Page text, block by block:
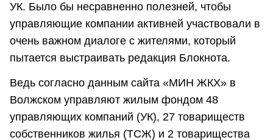
УК. Было бы несравненно полезней, чтобы
управляющие компании активней участвовали в
очень важном диалоге с жителями, который
пытается выстраивать редакция Блокнота.
Ведь согласно данным сайта «МИН ЖКХ» в
Волжском управляют жилым фондом 48
управляющих компаний (УК), 27 товариществ
собственников жилья (ТСЖ) и 2 товарищества